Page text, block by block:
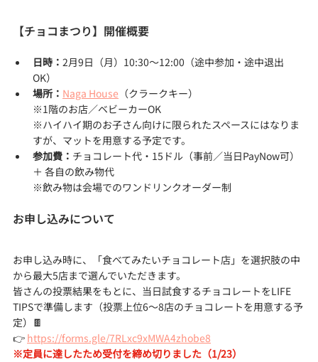
【チョコまつり】開催概要
日時： 2月9日（月）10:30〜12:00（途中参加・途中退出
OK）
場所： Naga House （クラークキー）
※1階のお店／ベビーカーOK
※ハイハイ期のお子さん向けに限られたスペースにはなりま
すが、マットを用意する予定です。
参加費： チョコレート代・15ドル（事前／当日PayNow可）
＋ 各自の飲み物代
※飲み物は会場でのワンドリンクオーダー制
お申し込みについて
お申し込み時に、「食べてみたいチョコレート店」を選択肢の中
から最大5店まで選んでいただきます。
皆さんの投票結果をもとに、当日試食するチョコレートをLIFE
TIPSで準備します（投票上位6～8店のチョコレートを用意する予
定）🍫
👉 https://forms.gle/7RLxc9xMWA4zhobe8
※定員に達したため受付を締め切りました（1/23）